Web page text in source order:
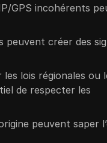
GPS incohérents
peuvent créer des
lois régionales ou
de respecter les
peuvent saper